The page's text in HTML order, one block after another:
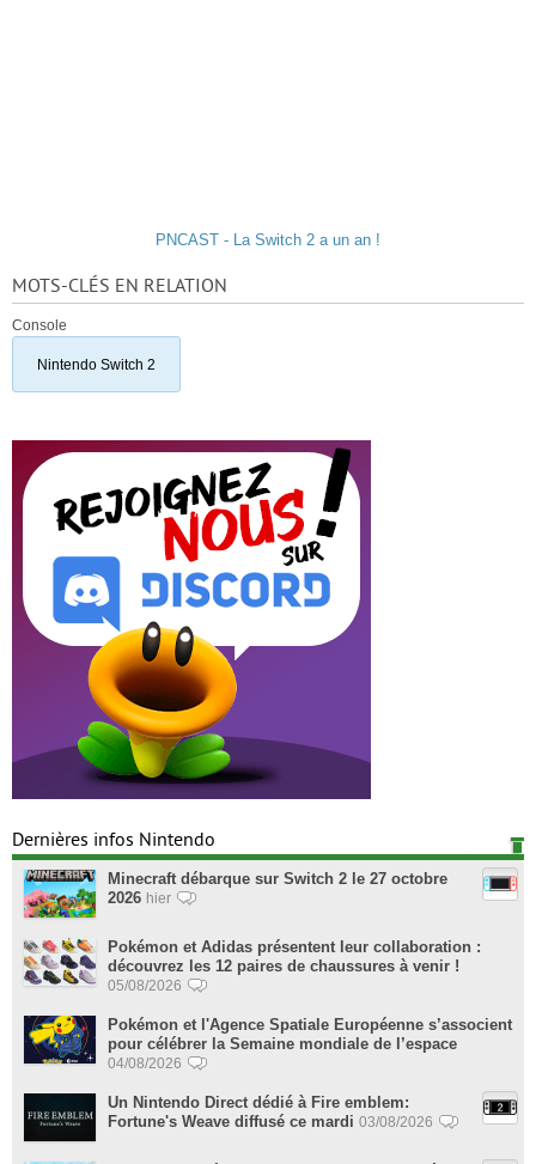
PNCAST - La Switch 2 a un an !
MOTS-CLÉS EN RELATION
Console
Nintendo Switch 2
Dernières infos Nintendo
Minecraft débarque sur Switch 2 le 27 octobre
2026 hier
Pokémon et Adidas présentent leur collaboration :
découvrez les 12 paires de chaussures à venir !
05/08/2026
Pokémon et l'Agence Spatiale Européenne s’associent
pour célébrer la Semaine mondiale de l’espace
04/08/2026
Un Nintendo Direct dédié à Fire emblem:
Fortune's Weave diffusé ce mardi 03/08/2026